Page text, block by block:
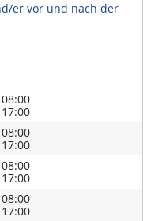
er vor und nach der